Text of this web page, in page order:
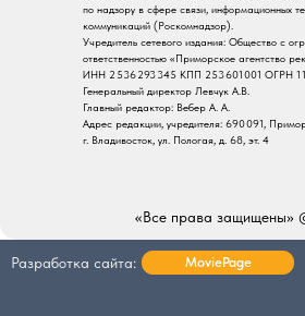
по надзору в сфере связи, информационных
коммуникаций (Роскомнадзор).
Учредитель сетевого издания: Общество с
ответственностью «Приморское агентство
ИНН 2 536 293 345 КПП 253 601 001 ОГРН 1
Генеральный директор Левчук А.В.
Главный редактор: Вебер А. А.
Адрес редакции, учредителя: 690 091,
г. Владивосток, ул. Пологая, д. 68, эт. 4
«Все права защищены»
MoviePage
Разработка сайта: